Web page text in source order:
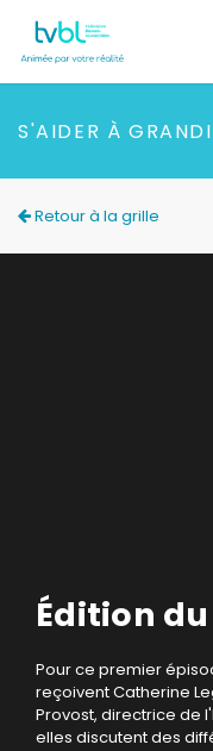
S'AIDER À
Retour à la grille
Édition
Pour ce premier
reçoivent Catherine
Provost, directrice de
elles discutent des